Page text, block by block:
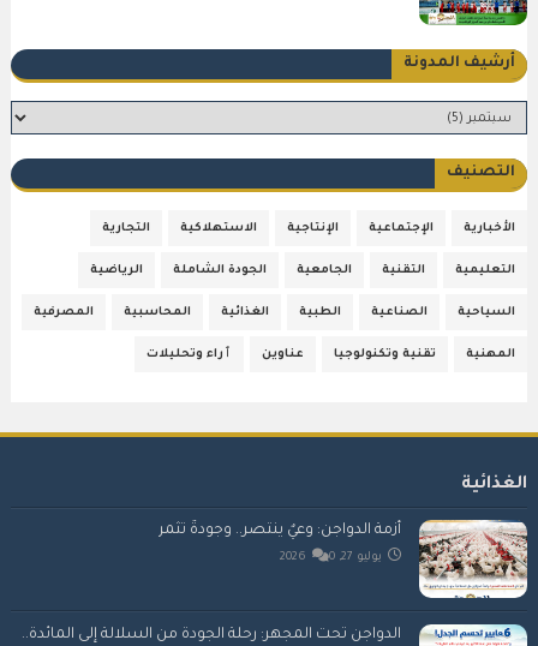
أرشيف المدونة
التصنيف
الأخبارية الإجتماعية الإنتاجية الاستهلاكية التجارية
التعليمية التقنية الجامعية الجودة الشاملة الرياضية
السياحية الصناعية الطبية الغذائية المحاسبية المصرفية
المهنية تقنية وتكنولوجيا عناوين ٱراء وتحليلات
الغذائية
أزمة الدواجن: وعيٌ ينتصر.. وجودةٌ تُثمر
يوليو 27, 2026 0
الدواجن تحت المجهر: رحلة الجودة من السلالة إلى المائدة..